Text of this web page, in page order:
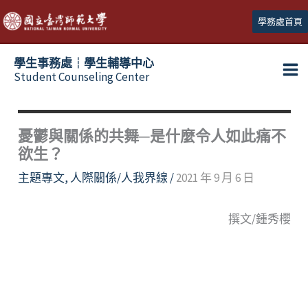
跳
至
主
學務處首頁
學生事務處┆學生輔導中心
Student Counseling Center
憂鬱與關係的共舞─是什麼令人如此痛不
欲生？
主題專文, 人際關係/人我界線 /2021 年 9 月 6 日
撰文/鍾秀櫻